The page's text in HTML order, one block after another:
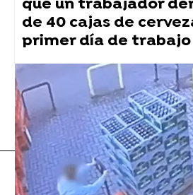
que un trabajador
de 40 cajas de
primer día de trabajo
Vídeo viral
Flooxer Now » Viral